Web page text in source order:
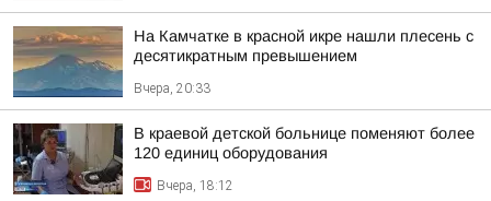
На Камчатке в красной икре нашли плесень с
десятикратным превышением
Вчера, 20:33
В краевой детской больнице поменяют более
120 единиц оборудования
Вчера, 18:12